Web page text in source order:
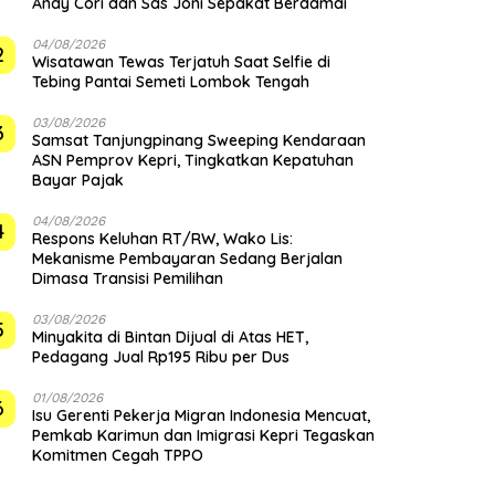
04/08/2026
Wisatawan Tewas Terjatuh Saat Selfie di
Tebing Pantai Semeti Lombok Tengah
03/08/2026
Samsat Tanjungpinang Sweeping Kendaraan
ASN Pemprov Kepri, Tingkatkan Kepatuhan
Bayar Pajak
04/08/2026
‎Respons Keluhan RT/RW, Wako Lis:
Mekanisme Pembayaran Sedang Berjalan
Dimasa Transisi Pemilihan
03/08/2026
Minyakita di Bintan Dijual di Atas HET,
Pedagang Jual Rp195 Ribu per Dus
01/08/2026
Isu Gerenti Pekerja Migran Indonesia Mencuat,
Pemkab Karimun dan Imigrasi Kepri Tegaskan
Komitmen Cegah TPPO